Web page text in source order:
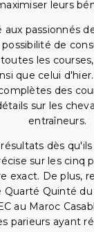
leurs
aux passionnés
de
les
que celui
des
sur les
entraîneurs.
dès
sur les cinq
exact. De plus,
Quarté Quinté
au Maroc
parieurs ayant